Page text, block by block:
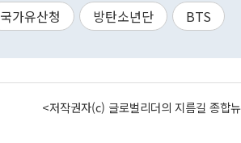
국가유산청 방탄소년단 BTS
<저작권자(c) 글로벌리더의 지름길 종